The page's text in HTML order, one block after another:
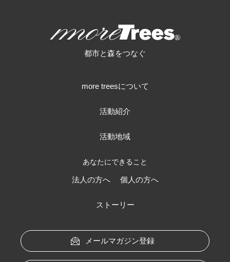
都市と森をつなぐ
more treesについて
活動紹介
活動地域
あなたにできること
法人の方へ 個人の方へ
ストーリー
メールマガジン登録